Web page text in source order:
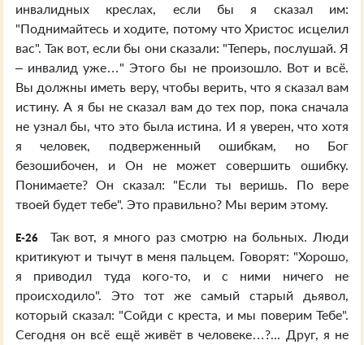
инвалидных креслах, если бы я сказал им:
"Поднимайтесь и ходите, потому что Христос исцелил
вас". Так вот, если бы они сказали: "Теперь, послушай. Я
– инвалид уже…" Этого бы не произошло. Вот и всё.
Вы должны иметь веру, чтобы верить, что я сказал вам
истину. А я бы не сказал вам до тех пор, пока сначала
не узнал бы, что это была истина. И я уверен, что хотя
я человек, подверженный ошибкам, но Бог
безошибочен, и Он не может совершить ошибку.
Понимаете? Он сказал: "Если ты веришь. По вере
твоей будет тебе". Это правильно? Мы верим этому.
E-26
Так вот, я много раз смотрю на больных. Люди
критикуют и тычут в меня пальцем. Говорят: "Хорошо,
я приводил туда кого-то, и с ними ничего не
происходило". Это тот же самый старый дьявол,
который сказал: "Сойди с креста, и мы поверим Тебе".
Сегодня он всё ещё живёт в человеке…?... Друг, я не